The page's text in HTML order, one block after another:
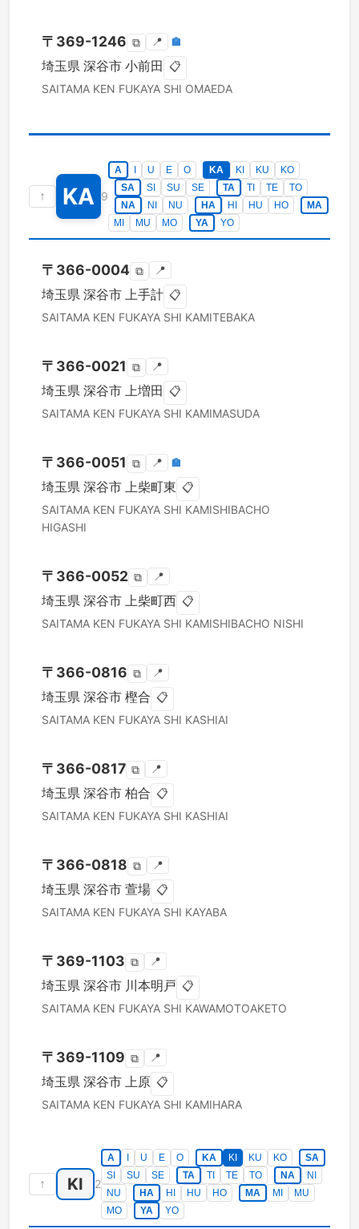
〒 369-1246 ⧉ 📍 🏣
埼玉県 深谷市 小前田 📋
SAITAMA KEN FUKAYA SHI OMAEDA
↑ KA 9
A U E O KA KI KU
KO
SA
SI SU SE TA TI TE
TO
NA
NI NU HA HI HU HO
MA
MI
MU MO YA YO
〒 366-0004 ⧉ 📍
埼玉県 深谷市 上手計 📋
SAITAMA KEN FUKAYA SHI KAMITEBAKA
〒 366-0021 ⧉ 📍
埼玉県 深谷市 上増田 📋
SAITAMA KEN FUKAYA SHI KAMIMASUDA
〒 366-0051 ⧉ 📍 🏣
埼玉県 深谷市 上柴町東 📋
SAITAMA KEN FUKAYA SHI KAMISHIBACHO
HIGASHI
〒 366-0052 ⧉ 📍
埼玉県 深谷市 上柴町西 📋
SAITAMA KEN FUKAYA SHI KAMISHIBACHO NISHI
〒 366-0816 ⧉ 📍
埼玉県 深谷市 樫合 📋
SAITAMA KEN FUKAYA SHI KASHIAI
〒 366-0817 ⧉ 📍
埼玉県 深谷市 柏合 📋
SAITAMA KEN FUKAYA SHI KASHIAI
〒 366-0818 ⧉ 📍
埼玉県 深谷市 萱場 📋
SAITAMA KEN FUKAYA SHI KAYABA
〒 369-1103 ⧉ 📍
埼玉県 深谷市 川本明戸 📋
SAITAMA KEN FUKAYA SHI KAWAMOTOAKETO
〒 369-1109 ⧉ 📍
埼玉県 深谷市 上原 📋
SAITAMA KEN FUKAYA SHI KAMIHARA
↑ KI 2
A U E O KA KI KU KO
SA
SI
SU SE TA TI TE TO NA
NI
NU
HA HI HU HO MA MI
MU
MO
YA YO